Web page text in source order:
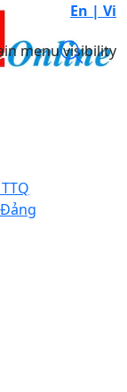
En | Vi
menu visibility